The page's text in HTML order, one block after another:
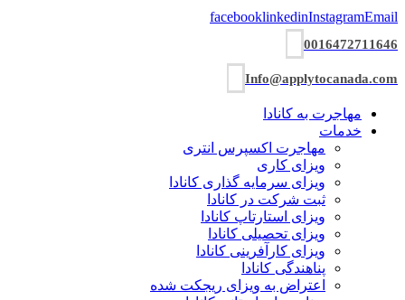
facebooklinkedinInstagramEmail
0016472711646
Info@applytocanada.com
مهاجرت به کانادا
خدمات
مهاجرت اکسپرس انتری
ویزای کاری
ویزای سرمایه گذاری کانادا
ثبت شرکت در کانادا
ویزای استارتاپ کانادا
ویزای تحصیلی کانادا
ویزای کارآفرینی کانادا
پناهندگی کانادا
اعتراض به ویزای ریجکت شده